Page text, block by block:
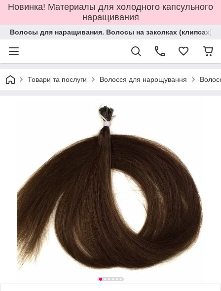
Новинка! Материалы для холодного капсульного
наращивания
Волосы для наращивания. Волосы на заколках (клипсах).
Товари та послуги Волосся для нарощування